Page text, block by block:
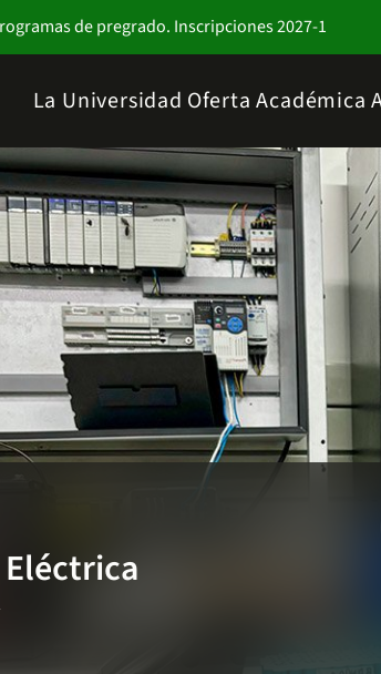
de pregrado. Inscripciones 2027-1
La Universidad Oferta Académica